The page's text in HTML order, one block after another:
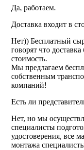
Да, работаем.
Доставка входит в
Нет)) Бесплатный
говорят что
стоимость.
Мы предлагаем
собственным
компаний!
Есть ли
Нет, но мы
специалисты
удостоверения, все
монтажа